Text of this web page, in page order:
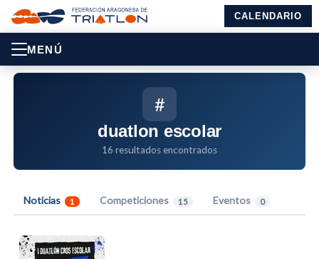
CALENDARIO
MENÚ
#
duatlon escolar
16 resultados encontrados
Noticias 1 Competiciones 15 Eventos 0